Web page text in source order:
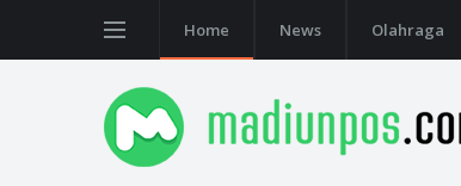
Home News Olahraga